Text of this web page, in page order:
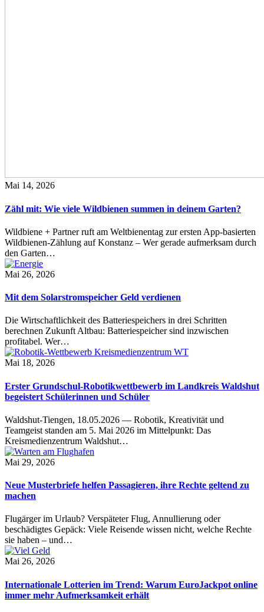
Mai 14, 2026
Zähl mit: Wie viele Wildbienen summen in deinem Garten?
Wildbiene + Partner ruft am Weltbienentag zur ersten App-basierten
Wildbienen-Zählung auf Konstanz – Wer gerade aufmerksam durch
den Garten…
Mai 26, 2026
Mit dem Solarstromspeicher Geld verdienen
Die Wirtschaftlichkeit des Batteriespeichers in drei Schritten
berechnen Zukunft Altbau: Batteriespeicher sind inzwischen
profitabel. Wer…
Mai 18, 2026
Erster Grundschul-Robotikwettbewerb im Landkreis Waldshut
begeistert Schülerinnen und Schüler
Waldshut-Tiengen, 18.05.2026 — Robotik, Kreativität und
Teamgeist standen am 5. Mai 2026 im Mittelpunkt: Das
Kreismedienzentrum Waldshut…
Mai 29, 2026
Neue Musterbriefe helfen Passagieren, ihre Rechte geltend zu
machen
Flugärger im Urlaub? Verspäteter Flug, Annullierung oder
beschädigtes Gepäck: Viele Reisende wissen nicht, welche Rechte
sie haben – und…
Mai 26, 2026
Internationale Lotterien im Trend: Warum EuroJackpot online
immer mehr Aufmerksamkeit erhält